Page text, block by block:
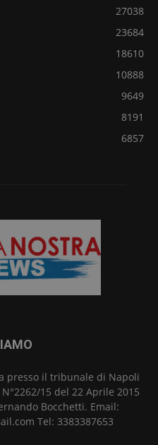
27038
23684
18610
10888
9649
8191
6857
presso il tribunale di Napoli
15 del 22 Aprile 2015
Bocchetti. Email:
Tel: 3383387653